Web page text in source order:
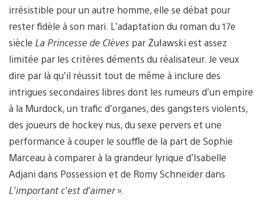
irrésistible pour un autre homme, elle se débat pour
rester fidèle à son mari. L’adaptation du roman du 17e
siècle La Princesse de Clèves par Żuławski est assez
limitée par les critères déments du réalisateur. Je veux
dire par là qu’il réussit tout de même à inclure des
intrigues secondaires libres dont les rumeurs d’un empire
à la Murdock, un trafic d’organes, des gangsters violents,
des joueurs de hockey nus, du sexe pervers et une
performance à couper le souffle de la part de Sophie
Marceau à comparer à la grandeur lyrique d’Isabelle
Adjani dans Possession et de Romy Schneider dans
L’important c’est d’aimer».